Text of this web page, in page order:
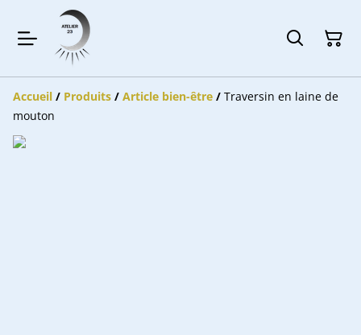
Accueil / Produits / Article bien-être / Traversin en laine de
mouton